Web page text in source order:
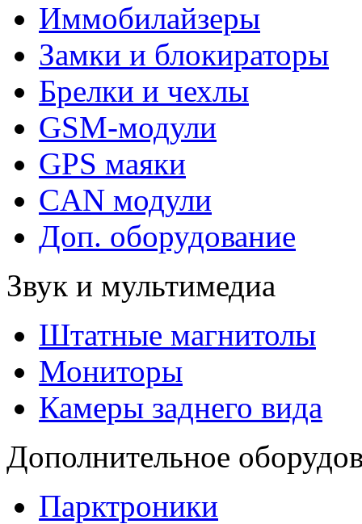
Иммобилайзеры
Замки и блокираторы
Брелки и чехлы
GSM-модули
GPS маяки
CAN модули
Доп. оборудование
Звук и мультимедиа
Штатные магнитолы
Мониторы
Камеры заднего вида
Дополнительное
Парктроники